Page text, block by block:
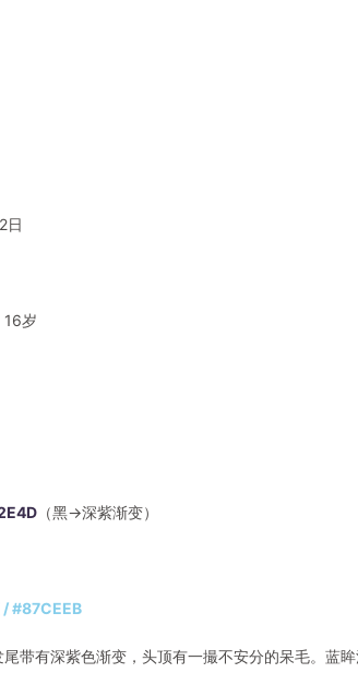
日
16岁
（黑→深紫渐变）
#87CEEB
带有深紫色渐变，头顶有一撮不安分的呆毛。蓝眸